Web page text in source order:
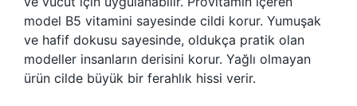
model B5 vitamini sayesinde cildi korur. Yumuşak
ve hafif dokusu sayesinde, oldukça pratik olan
modeller insanların derisini korur. Yağlı olmayan
ürün cilde büyük bir ferahlık hissi verir.